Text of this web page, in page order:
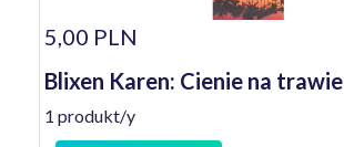
5,00 PLN
Blixen Karen: Cienie na trawie
1 produkt/y